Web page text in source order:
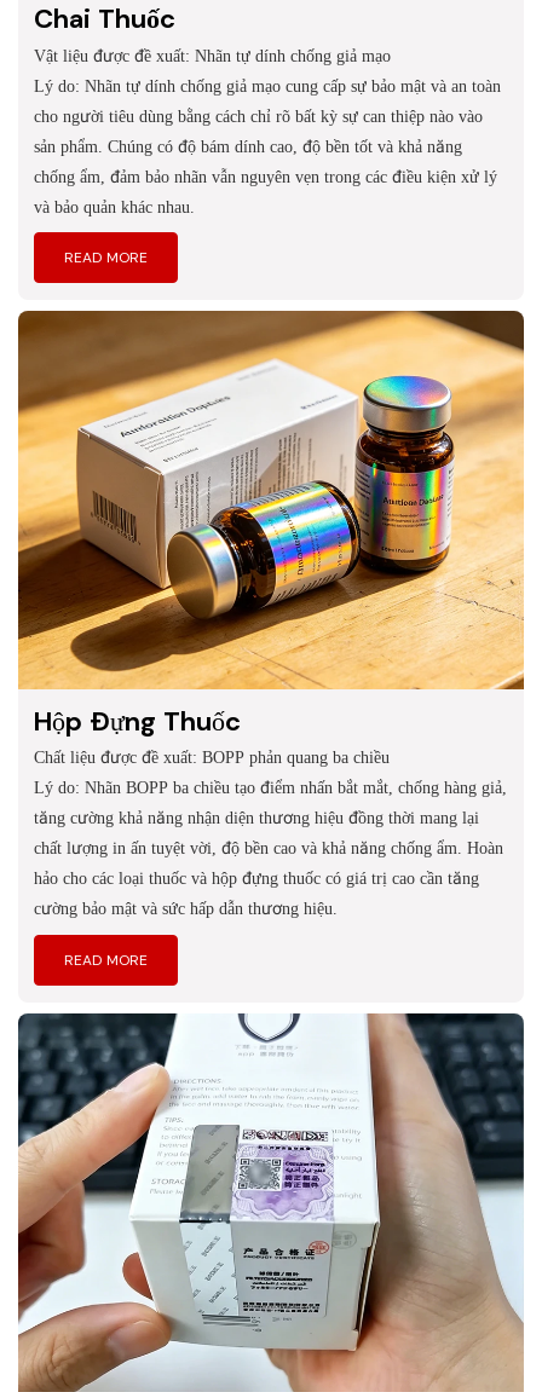
Chai Thuốc
Vật liệu được đề xuất: Nhãn tự dính chống giả mạo
Lý do: Nhãn tự dính chống giả mạo cung cấp sự bảo mật và an toàn
cho người tiêu dùng bằng cách chỉ rõ bất kỳ sự can thiệp nào vào
sản phẩm. Chúng có độ bám dính cao, độ bền tốt và khả năng
chống ẩm, đảm bảo nhãn vẫn nguyên vẹn trong các điều kiện xử lý
và bảo quản khác nhau.
READ MORE
Hộp Đựng Thuốc
Chất liệu được đề xuất: BOPP phản quang ba chiều
Lý do: Nhãn BOPP ba chiều tạo điểm nhấn bắt mắt, chống hàng giả,
tăng cường khả năng nhận diện thương hiệu đồng thời mang lại
chất lượng in ấn tuyệt vời, độ bền cao và khả năng chống ẩm. Hoàn
hảo cho các loại thuốc và hộp đựng thuốc có giá trị cao cần tăng
cường bảo mật và sức hấp dẫn thương hiệu.
READ MORE